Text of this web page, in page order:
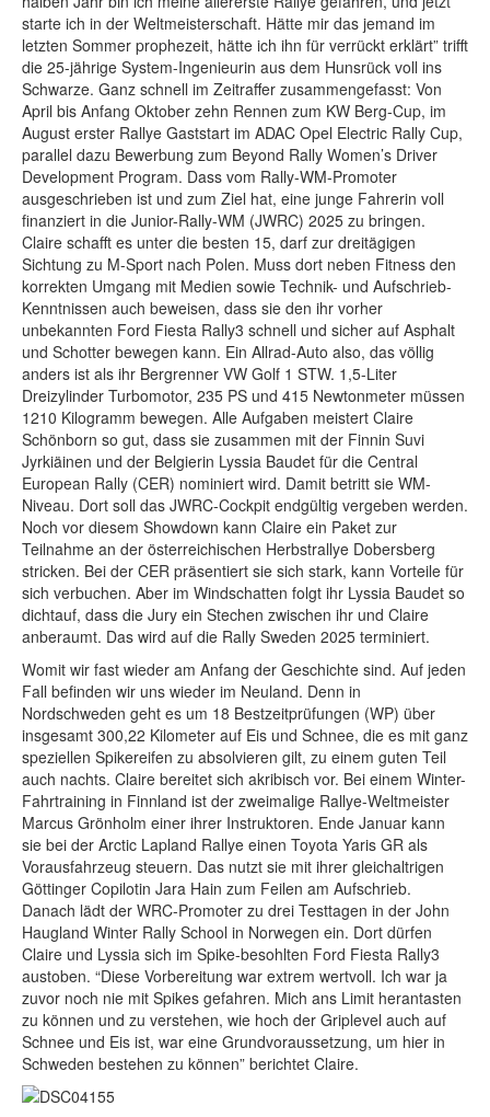
starte ich in der Weltmeisterschaft. Hätte mir das jemand im
letzten Sommer prophezeit, hätte ich ihn für verrückt erklärt” trifft
die 25-jährige System-Ingenieurin aus dem Hunsrück voll ins
Schwarze. Ganz schnell im Zeitraffer zusammengefasst: Von
April bis Anfang Oktober zehn Rennen zum KW Berg-Cup, im
August erster Rallye Gaststart im ADAC Opel Electric Rally Cup,
parallel dazu Bewerbung zum Beyond Rally Women’s Driver
Development Program. Dass vom Rally-WM-Promoter
ausgeschrieben ist und zum Ziel hat, eine junge Fahrerin voll
finanziert in die Junior-Rally-WM (JWRC) 2025 zu bringen.
Claire schafft es unter die besten 15, darf zur dreitägigen
Sichtung zu M-Sport nach Polen. Muss dort neben Fitness den
korrekten Umgang mit Medien sowie Technik- und Aufschrieb-
Kenntnissen auch beweisen, dass sie den ihr vorher
unbekannten Ford Fiesta Rally3 schnell und sicher auf Asphalt
und Schotter bewegen kann. Ein Allrad-Auto also, das völlig
anders ist als ihr Bergrenner VW Golf 1 STW. 1,5-Liter
Dreizylinder Turbomotor, 235 PS und 415 Newtonmeter müssen
1210 Kilogramm bewegen. Alle Aufgaben meistert Claire
Schönborn so gut, dass sie zusammen mit der Finnin Suvi
Jyrkiäinen und der Belgierin Lyssia Baudet für die Central
European Rally (CER) nominiert wird. Damit betritt sie WM-
Niveau. Dort soll das JWRC-Cockpit endgültig vergeben werden.
Noch vor diesem Showdown kann Claire ein Paket zur
Teilnahme an der österreichischen Herbstrallye Dobersberg
stricken. Bei der CER präsentiert sie sich stark, kann Vorteile für
sich verbuchen. Aber im Windschatten folgt ihr Lyssia Baudet so
dichtauf, dass die Jury ein Stechen zwischen ihr und Claire
anberaumt. Das wird auf die Rally Sweden 2025 terminiert.
Womit wir fast wieder am Anfang der Geschichte sind. Auf jeden
Fall befinden wir uns wieder im Neuland. Denn in
Nordschweden geht es um 18 Bestzeitprüfungen (WP) über
insgesamt 300,22 Kilometer auf Eis und Schnee, die es mit ganz
speziellen Spikereifen zu absolvieren gilt, zu einem guten Teil
auch nachts. Claire bereitet sich akribisch vor. Bei einem Winter-
Fahrtraining in Finnland ist der zweimalige Rallye-Weltmeister
Marcus Grönholm einer ihrer Instruktoren. Ende Januar kann
sie bei der Arctic Lapland Rallye einen Toyota Yaris GR als
Vorausfahrzeug steuern. Das nutzt sie mit ihrer gleichaltrigen
Göttinger Copilotin Jara Hain zum Feilen am Aufschrieb.
Danach lädt der WRC-Promoter zu drei Testtagen in der John
Haugland Winter Rally School in Norwegen ein. Dort dürfen
Claire und Lyssia sich im Spike-besohlten Ford Fiesta Rally3
austoben. “Diese Vorbereitung war extrem wertvoll. Ich war ja
zuvor noch nie mit Spikes gefahren. Mich ans Limit herantasten
zu können und zu verstehen, wie hoch der Griplevel auch auf
Schnee und Eis ist, war eine Grundvoraussetzung, um hier in
Schweden bestehen zu können” berichtet Claire.